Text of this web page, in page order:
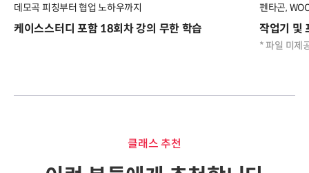
데모곡 피칭부터 협업 노하우까지
케이스스터디 포함 18회차 강의 무한 학습
펜타곤,
작업기 및
* 파일 미제
클래스 추천